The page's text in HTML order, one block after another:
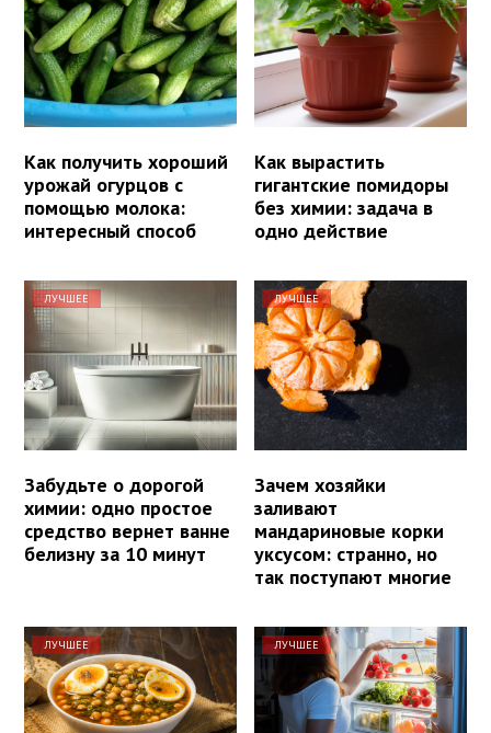
Как получить хороший
урожай огурцов с
помощью молока:
интересный способ
Как вырастить
гигантские помидоры
без химии: задача в
одно действие
ЛУЧШЕЕ
Забудьте о дорогой
химии: одно простое
средство вернет ванне
белизну за 10 минут
ЛУЧШЕЕ
Зачем хозяйки
заливают
мандариновые корки
уксусом: странно, но
так поступают многие
ЛУЧШЕЕ ЛУЧШЕЕ